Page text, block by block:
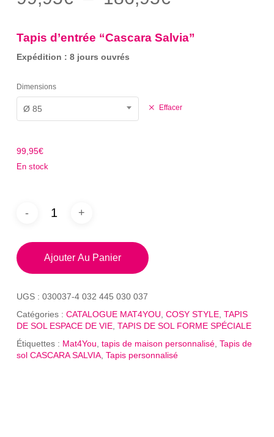
sur 5
client
prix :
Tapis d’entrée “Cascara Salvia”
Expédition : 8 jours ouvrés
Dimensions
Ø 85 Effacer
99,95€
En stock
Ajouter Au Panier
UGS : 030037-4 032 445 030 037
Catégories : CATALOGUE MAT4YOU COSY STYLE, TAPIS
DE SOL ESPACE DE VIE, TAPIS DE SOL FORME SPÉCIALE
Étiquettes : Mat4You tapis de maison personnalisé, Tapis de
sol CASCARA SALVIA, Tapis personnalisé